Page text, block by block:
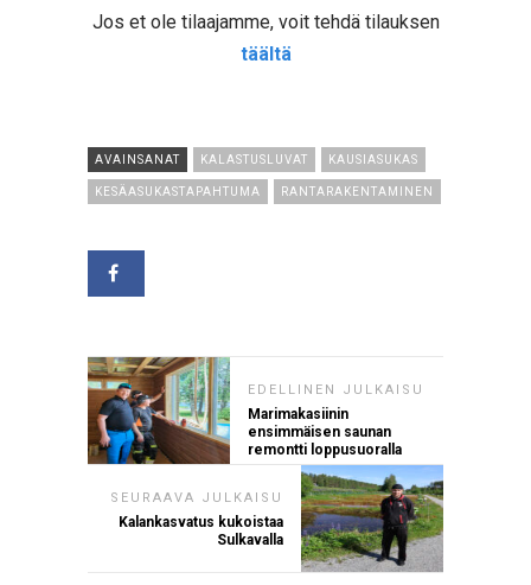
Jos et ole tilaajamme, voit tehdä tilauksen
täältä
AVAINSANAT KALASTUSLUVAT KAUSIASUKAS
KESÄASUKASTAPAHTUMA RANTARAKENTAMINEN
EDELLINEN JULKAISU
Marimakasiinin
ensimmäisen saunan
remontti loppusuoralla
SEURAAVA JULKAISU
Kalankasvatus kukoistaa
Sulkavalla